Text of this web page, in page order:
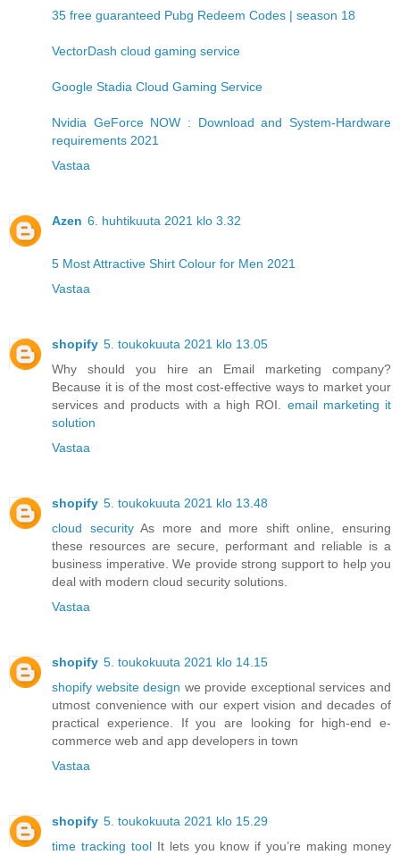
35 free guaranteed Pubg Redeem Codes | season 18
VectorDash cloud gaming service
Google Stadia Cloud Gaming Service
Nvidia GeForce NOW : Download and System-Hardware
requirements 2021
Vastaa
Azen 6. huhtikuuta 2021 klo 3.32
5 Most Attractive Shirt Colour for Men 2021
Vastaa
shopify 5. toukokuuta 2021 klo 13.05
Why should you hire an Email marketing company?
Because it is of the most cost-effective ways to market your
services and products with a high ROI. email marketing it
solution
Vastaa
shopify 5. toukokuuta 2021 klo 13.48
cloud securityAs more and more shift online, ensuring
these resources are secure, performant and reliable is a
business imperative. We provide strong support to help you
deal with modern cloud security solutions.
Vastaa
shopify 5. toukokuuta 2021 klo 14.15
shopify website design we provide exceptional services and
utmost convenience with our expert vision and decades of
practical experience. If you are looking for high-end e-
commerce web and app developers in town
Vastaa
shopify 5. toukokuuta 2021 klo 15.29
time tracking toolIt lets you know if you’re making money